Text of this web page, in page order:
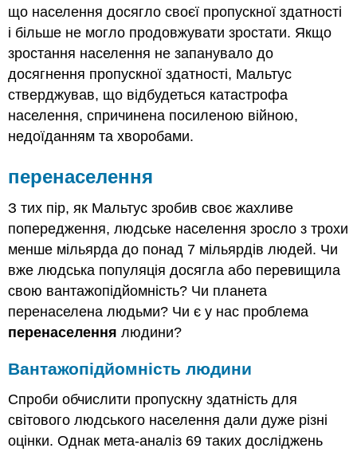
що населення досягло своєї пропускної здатності
і більше не могло продовжувати зростати. Якщо
зростання населення не запанувало до
досягнення пропускної здатності, Мальтус
стверджував, що відбудеться катастрофа
населення, спричинена посиленою війною,
недоїданням та хворобами.
перенаселення
З тих пір, як Мальтус зробив своє жахливе
попередження, людське населення зросло з трохи
менше мільярда до понад 7 мільярдів людей. Чи
вже людська популяція досягла або перевищила
свою вантажопідйомність? Чи планета
перенаселена людьми? Чи є у нас проблема
перенаселення людини?
Вантажопідйомність людини
Спроби обчислити пропускну здатність для
світового людського населення дали дуже різні
оцінки. Однак мета-аналіз 69 таких досліджень